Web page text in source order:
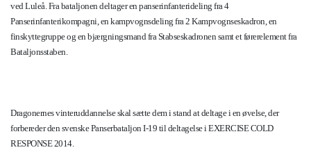
ved Luleå. Fra bataljonen deltager en panserinfanterideling fra 4
Panserinfanterikompagni, en kampvognsdeling fra 2 Kampvognseskadron, en
finskyttegruppe og en bjærgningsmand fra Stabseskadronen samt et førerelement fra
Bataljonsstaben.
Dragonernes vinteruddannelse skal sætte dem i stand at deltage i en øvelse, der
forbereder den svenske Panserbataljon I-19 til deltagelse i EXERCISE COLD
RESPONSE 2014.